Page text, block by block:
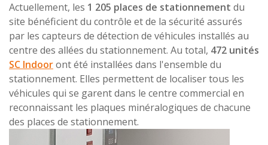
Actuellement, les 1 205 places de stationnement du
site bénéficient du contrôle et de la sécurité assurés
par les capteurs de détection de véhicules installés au
centre des allées du stationnement. Au total, 472 unités
SC Indooront été installées dans l'ensemble du
stationnement. Elles permettent de localiser tous les
véhicules qui se garent dans le centre commercial en
reconnaissant les plaques minéralogiques de chacune
des places de stationnement.